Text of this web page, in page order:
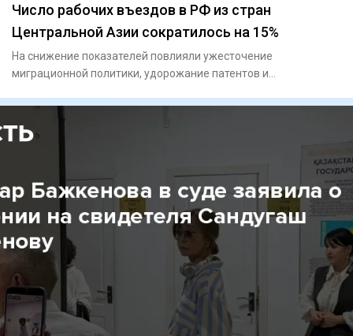
Число рабочих въездов в РФ из стран
Центральной Азии сократилось на 15%
На снижение показателей повлияли ужесточение
миграционной политики, удорожание патентов и